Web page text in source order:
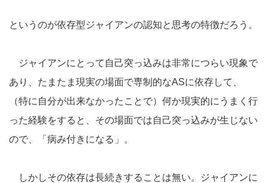
というのが依存型ジャイアンの認知と思考の特徴だろう。
ジャイアンにとって自己突っ込みは非常につらい現象で
あり、たまたま現実の場面で専制的なASに依存して、
（特に自分が出来なかったことで）何か現実的にうまく行
った経験をすると、その場面では自己突っ込みが生じない
ので、「病み付きになる」。
しかしその依存は長続きすることは無い。ジャイアンに